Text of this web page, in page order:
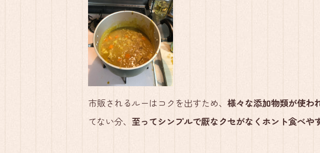
市販されるルーはコクを出すため、 様々な添加物類が使わ
てない分、 至ってシンプルで厭なクセがなくホント食べや